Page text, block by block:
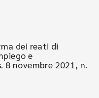
dei reati di
e
novembre 2021, n.